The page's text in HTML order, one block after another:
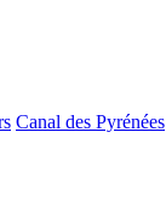
Canal des Pyrénées